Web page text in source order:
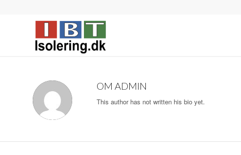
OM ADMIN
This author has not written his bio yet.